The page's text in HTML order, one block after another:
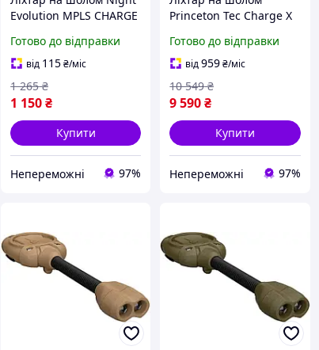
Evolution MPLS CHARGE
Готово до відправки
від 115₴/міс
1 150₴
1 265 ₴
Купити
Непереможні 97%
Princeton Tec Charge X
Готово до відправки
від959₴/міс
9 590₴
10 549 ₴
Купити
Непереможні 97%